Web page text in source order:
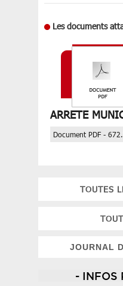
Les documents
ARRETE
Document PDF -
TOUTES
JOURNAL
- INFOS